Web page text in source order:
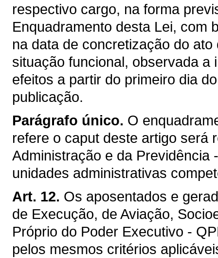
respectivo cargo, na forma
Enquadramento desta Lei, com
na data de concretização do
situação funcional, observada a
efeitos a partir do primeiro dia
publicação.
Parágrafo único. O
refere o caput deste artigo será
Administração e da Previdência
unidades administrativas
Art. 12. Os aposentados e
de Execução, de Aviação,
Próprio do Poder Executivo -
pelos mesmos critérios